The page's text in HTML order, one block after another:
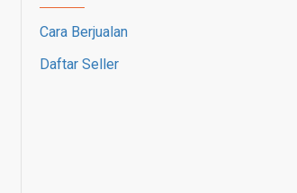
Cara Berjualan
Daftar Seller